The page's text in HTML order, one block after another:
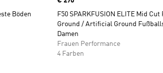
Böden
F50 SPARKFUSION ELITE Mid Cut
Ground / Artificial Ground
Damen
Frauen Performance
4 Farben